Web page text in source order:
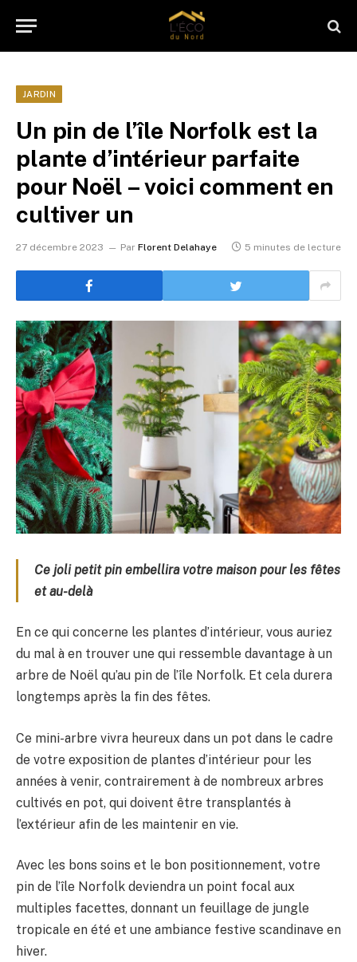
JARDIN
Un pin de l’île Norfolk est la
plante d’intérieur parfaite
pour Noël – voici comment en
cultiver un
27 décembre 2023 Par Florent Delahaye 5 minutes de lecture
Ce joli petit pin embellira votre maison pour les fêtes
et au-delà
En ce qui concerne les plantes d’intérieur, vous auriez
du mal à en trouver une qui ressemble davantage à un
arbre de Noël qu’au pin de l’île Norfolk. Et cela durera
longtemps après la fin des fêtes.
Ce mini-arbre vivra heureux dans un pot dans le cadre
de votre exposition de plantes d’intérieur pour les
années à venir, contrairement à de nombreux arbres
cultivés en pot, qui doivent être transplantés à
l’extérieur afin de les maintenir en vie.
Avec les bons soins et le bon positionnement, votre
pin de l’île Norfolk deviendra un point focal aux
multiples facettes, donnant un feuillage de jungle
tropicale en été et une ambiance festive scandinave en
hiver.